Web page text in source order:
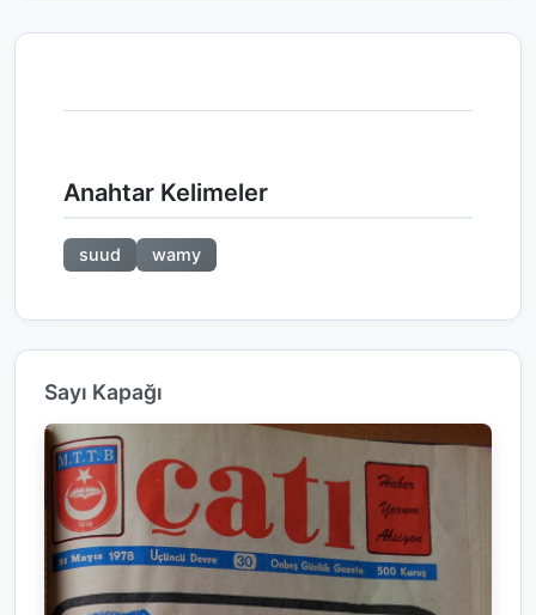
Anahtar Kelimeler
suud wamy
Sayı Kapağı